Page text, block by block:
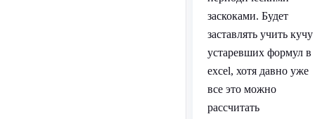
заскоками. Будет
заставлять учить кучу
устаревших формул в
excel, хотя давно уже
все это можно
рассчитать